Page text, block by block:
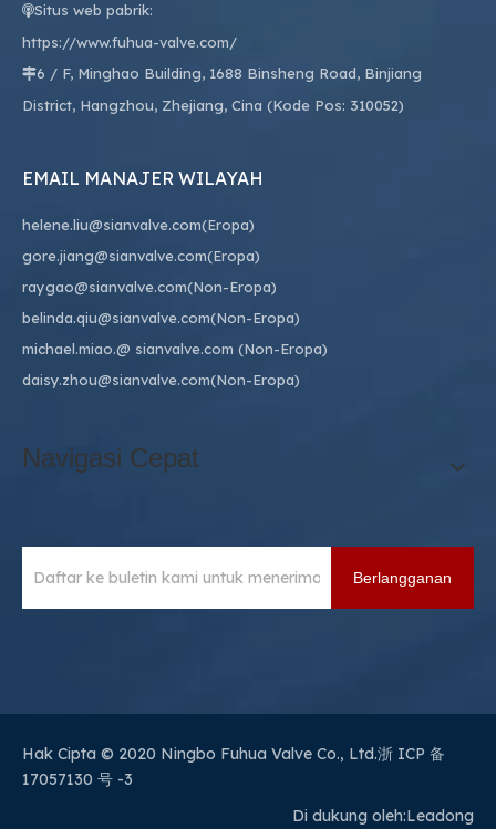
Situs web pabrik:
https://www.fuhua-valve.com/
6 / F, Minghao Building, 1688 Binsheng Road, Binjiang
District, Hangzhou, Zhejiang, Cina (Kode Pos: 310052)
EMAIL MANAJER WILAYAH
helene.liu@sianvalve.com(Eropa)
gore.jiang@sianvalve.com(Eropa)
raygao@sianvalve.com(Non-Eropa)
belinda.qiu@sianvalve.com(Non-Eropa)
michael.miao.@ sianvalve.com (Non-Eropa)
daisy.zhou@sianvalve.com(Non-Eropa)
Navigasi Cepat
Berlangganan
Hak Cipta © 2020 Ningbo Fuhua Valve Co., Ltd.浙 ICP 备
17057130 号 -3
Di dukung oleh:Leadong